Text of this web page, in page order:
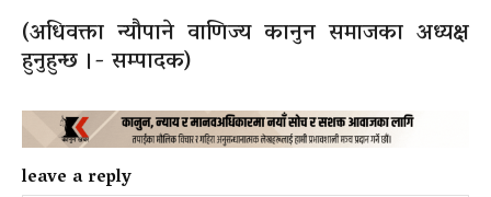
(अधिवक्ता न्यौपानेवाणिज्यकानुन समाजका अध्यक्ष
हुनुहुन्छ ।- सम्पादक)
leave a reply